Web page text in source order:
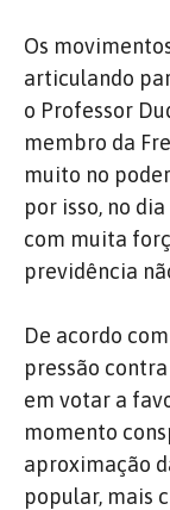
Os
articulando
o Professor
membro da
muito no
por isso, no
com muita
previdência
De acordo
pressão
em votar a
momento
aproximação
popular, mais